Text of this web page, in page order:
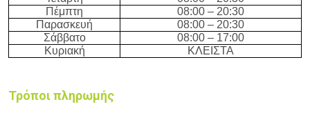
Πέμπτη
08:00 – 20:30
Παρασκευή
08:00 – 20:30
Σάββατο
08:00 – 17:00
Κυριακή
ΚΛΕΙΣΤΑ
Τρόποι πληρωμής